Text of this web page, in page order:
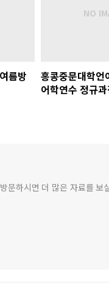
름방
홍콩중문대학언
어학연수 정규
하시면 더 많은 자료를 보